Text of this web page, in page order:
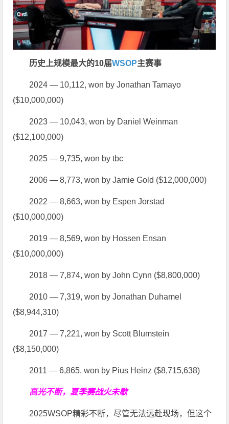
历史上规模最大的10届WSOP主赛事
2024 — 10,112, won by Jonathan Tamayo
($10,000,000)
2023 — 10,043, won by Daniel Weinman
($12,100,000)
2025 — 9,735, won by tbc
2006 — 8,773, won by Jamie Gold ($12,000,000)
2022 — 8,663, won by Espen Jorstad
($10,000,000)
2019 — 8,569, won by Hossen Ensan
($10,000,000)
2018 — 7,874, won by John Cynn ($8,800,000)
2010 — 7,319, won by Jonathan Duhamel
($8,944,310)
2017 — 7,221, won by Scott Blumstein
($8,150,000)
2011 — 6,865, won by Pius Heinz ($8,715,638)
高光不断，夏季赛战火未歇
2025WSOP精彩不断，尽管无法远赴现场，但这个